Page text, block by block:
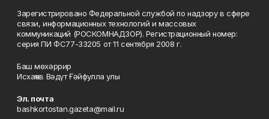
Зарегистрировано Федеральной службой по надзору в сфере
связи, информационных технологий и массовых
коммуникаций (РОСКОМНАДЗОР). Регистрационный номер:
серия ПИ ФС77-33205 от 11 сентября 2008 г.
Баш мөхәррир
Исхаҡов Вәдүт Ғәйфулла улы
Эл. почта
bashkortostan.gazeta@mail.ru